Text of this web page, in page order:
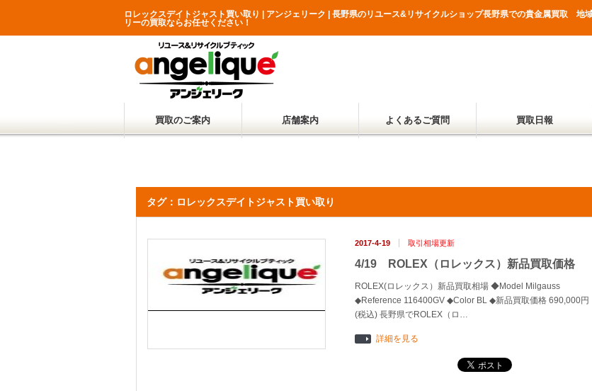
ロレックスデイトジャスト買い取り | アンジェリーク | 長野県のリユース&リサイクルショップ長野県での貴金属買取
リーの買取ならお任せください！
買取のご案内 店舗案内 よくあるご質問 買取日報
タグ：ロレックスデイトジャスト買い取り
2017-4-19 取引相場更新
4/19 ROLEX（ロレックス）新品買取価格
ROLEX(ロレックス）新品買取相場 ◆Model Milgauss
◆Reference 116400GV ◆Color BL ◆新品買取価格 690,000円
(税込) 長野県でROLEX（ロ…
詳細を見る